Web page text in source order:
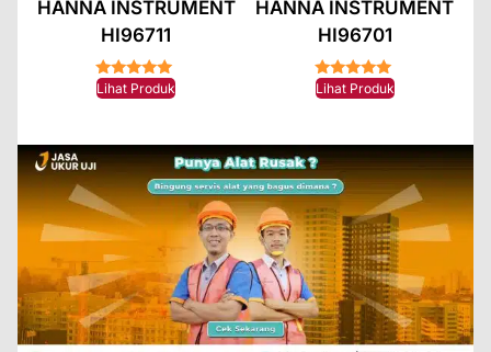
HANNA INSTRUMENT
HI96711
★★★★★
Lihat Produk
HANNA INSTRUMENT
HI96701
★★★★★
Lihat Produk